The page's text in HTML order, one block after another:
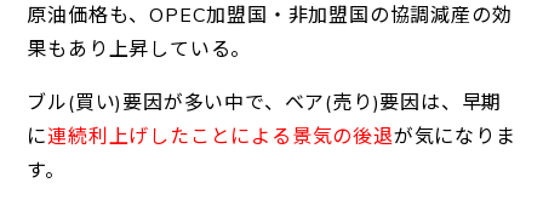
原油価格も、OPEC加盟国・非加盟国の協調減産の効
果もあり上昇している。
ブル(買い)要因が多い中で、ベア(売り)要因は、早期
に連続利上げしたことによる景気の後退が気になりま
す。